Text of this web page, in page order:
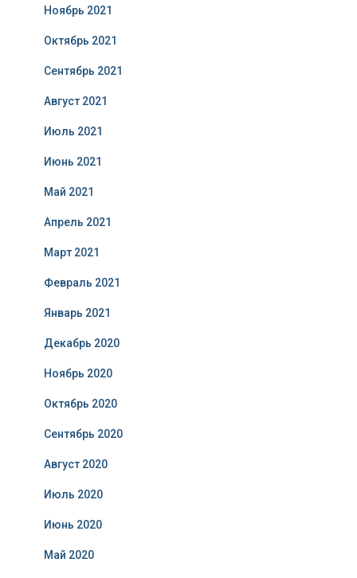
Ноябрь 2021
Октябрь 2021
Сентябрь 2021
Август 2021
Июль 2021
Июнь 2021
Май 2021
Апрель 2021
Март 2021
Февраль 2021
Январь 2021
Декабрь 2020
Ноябрь 2020
Октябрь 2020
Сентябрь 2020
Август 2020
Июль 2020
Июнь 2020
Май 2020